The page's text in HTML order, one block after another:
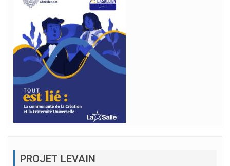
PROJET LEVAIN